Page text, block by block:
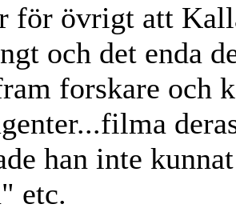
för övrigt att
och det enda
forskare och
han inte
etc.